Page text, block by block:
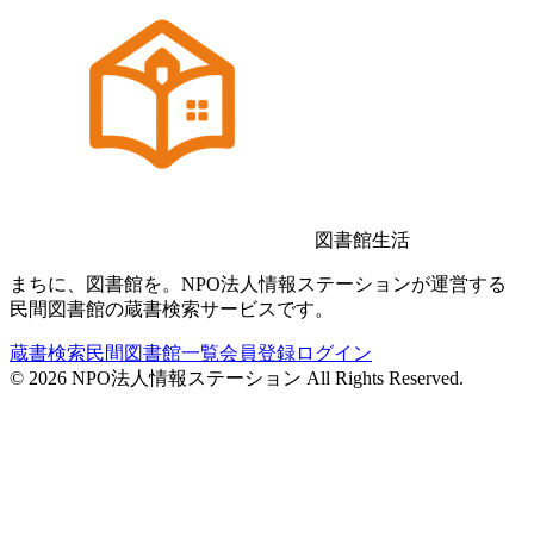
図書館生活
まちに、図書館を。NPO法人情報ステーションが運営する
民間図書館の蔵書検索サービスです。
蔵書検索民間図書館一覧会員登録ログイン
© 2026 NPO法人情報ステーション All Rights Reserved.